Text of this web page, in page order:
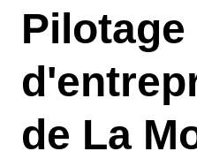
Pilotage
de La